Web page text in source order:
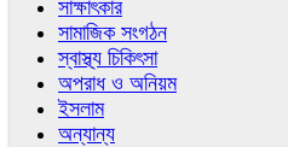
সাক্ষাৎকার
সামাজিক সংগঠন
স্বাস্থ্য চিকিৎসা
অপরাধ ও অনিয়ম
ইসলাম
অন্যান্য